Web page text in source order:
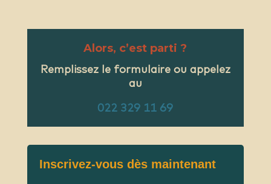
Alors, c’est parti ?
Remplissez le formulaire ou appelez
au
022 329 11 69
Inscrivez-vous dès maintenant